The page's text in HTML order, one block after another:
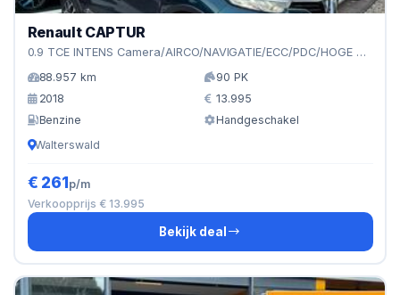
Renault CAPTUR
0.9 TCE INTENS Camera/AIRCO/NAVIGATIE/ECC/PDC/HOGE ZITe
88.957 km
90 PK
2018
13.995
Benzine
Handgeschakel
Walterswald
€ 261p/m
Verkoopprijs € 13.995
Bekijk deal